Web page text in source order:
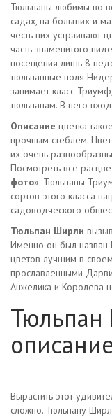
Тюльпаны любимы во
садах, на больших и
честь них устраивают
часть знаменитого
посещения лишь 8
тюльпанные поля
занимает класс
тюльпанам. В него
Описание цветка
прочным стеблем.
их очень
Посмотреть все
фото». Тюльпаны
сортов этого класса
садоводческого
Тюльпан Ширли
Именно он был назван
цветов лучшим в
прославленными
Анжелика и Королева
Вырастить этот
сложно. Тюльпану